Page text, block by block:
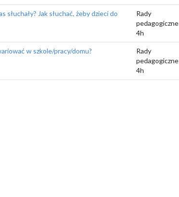
słuchały? Jak słuchać, żeby dzieci do
Rady
pedagogiczne
4h
w szkole/pracy/domu?
Rady
pedagogiczne
4h